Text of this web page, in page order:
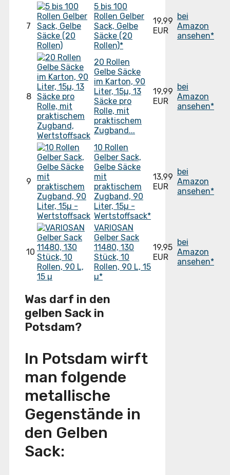
7
5 bis 100
Rollen Gelber
Sack, Gelbe
Säcke (20
Rollen)*
19,99
EUR
bei
Amazon
ansehen*
8
20 Rollen
Gelbe Säcke
im Karton, 90
Liter, 15µ, 13
Säcke pro
Rolle, mit
praktischem
Zugband...
19,99
EUR
bei
Amazon
ansehen*
9
10 Rollen
Gelber Sack,
Gelbe Säcke
mit
praktischem
Zugband, 90
Liter, 15µ -
Wertstoffsack*
13,99
EUR
bei
Amazon
ansehen*
10
VARIOSAN
Gelber Sack
11480, 130
Stück, 10
Rollen, 90 L, 15
µ*
19,95
EUR
bei
Amazon
ansehen*
Was darf in den
gelben Sack in
Potsdam?
In Potsdam wirft
man folgende
metallische
Gegenstände in
den Gelben
Sack: